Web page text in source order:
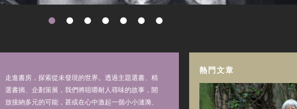
走進書房，探索從未發現的世界。透過主題選書、精
選書摘、企劃策展，我們將咀嚼耐人尋味的故事，開
放接納多元的可能，甚或在心中激起一個小小漣漪、
熱門文章